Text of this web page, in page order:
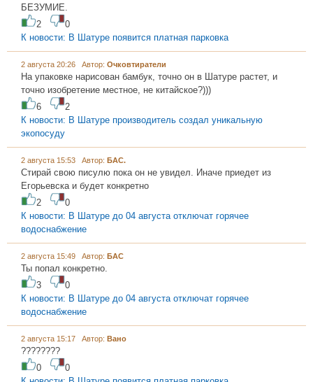
БЕЗУМИЕ.
2
0
К новости: В Шатуре появится платная парковка
2 августа 20:26 Автор: Очковтиратели
На упаковке нарисован бамбук, точно он в Шатуре растет, и
точно изобретение местное, не китайское?)))
6
2
К новости: В Шатуре производитель создал уникальную
экопосуду
2 августа 15:53 Автор: БАС.
Стирай свою писулю пока он не увидел. Иначе приедет из
Егорьевска и будет конкретно
2
0
К новости: В Шатуре до 04 августа отключат горячее
водоснабжение
2 августа 15:49 Автор: БАС
Ты попал конкретно.
3
0
К новости: В Шатуре до 04 августа отключат горячее
водоснабжение
2 августа 15:17 Автор: Вано
????????
0
0